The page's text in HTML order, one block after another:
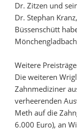
Dr. Zitzen und
Dr. Stephan
Büssenschütt
Weitere
Die weiteren
Zahnmediziner
verheerenden
Meth auf die
6.000 Euro), an